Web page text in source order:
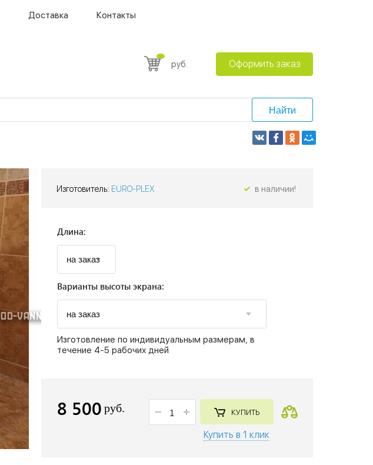
Доставка Контакты
руб. Оформить заказ
Найти
Изготовитель: EURO-PLEX в наличии!
Длина:
Варианты высоты экрана:
Изготовление по индивидуальным размерам, в
течение 4-5 рабочих дней
8 500 руб. КУПИТЬ
Купить в 1 клик